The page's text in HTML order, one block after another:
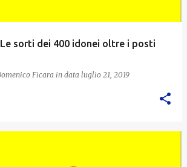
Le sorti dei 400 idonei oltre i posti
Ficara in data luglio 21, 2019